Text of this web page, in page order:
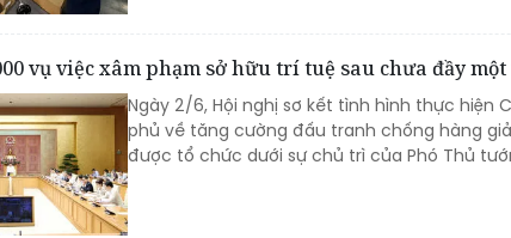
vụ việc xâm phạm sở hữu trí tuệ sau chưa đầy
Ngày 2/6, Hội nghị sơ kết tình hình thực
phủ về tăng cường đấu tranh chống hàng
được tổ chức dưới sự chủ trì của Phó Thủ